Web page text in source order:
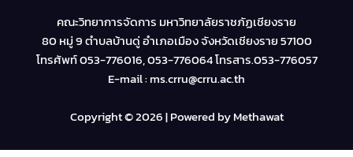
คณะวิทยาการจัดการ มหาวิทยาลัยราชภัฏเชียงราย
80 หมู่ 9 ตำบลบ้านดู่ อำเภอเมือง จังหวัดเชียงราย 57100
โทรศัพท์ 053-776016, 053-776064 โทรสาร.053-776057
E-mail : ms.crru@crru.ac.th
Copyright © 2026 | Powered by Methawat